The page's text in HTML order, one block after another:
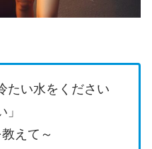
たい水をください
えて～